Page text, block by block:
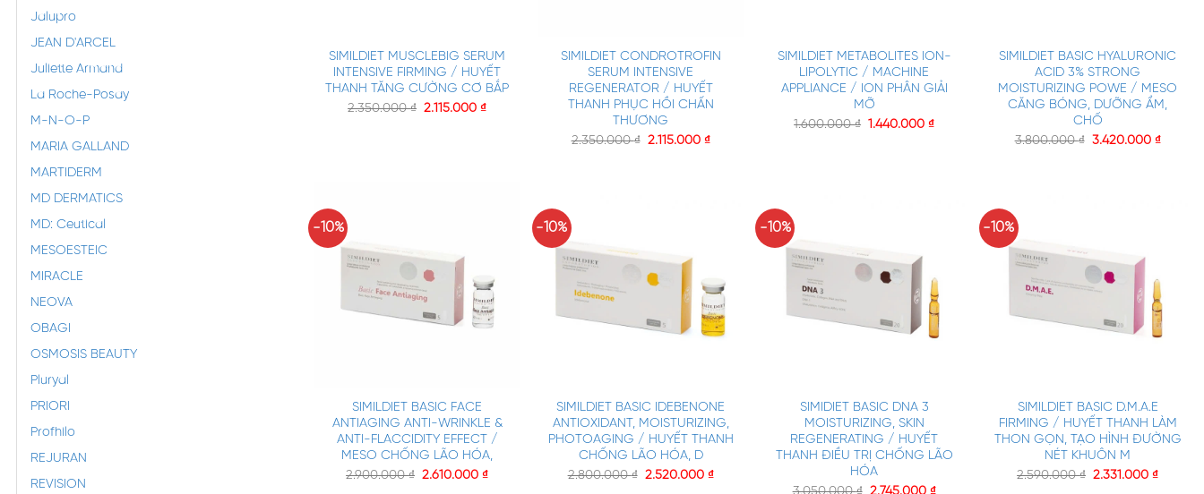
Jalupro
JEAN D'ARCEL
Juliette Armand
La Roche-Posay
M-N-O-P
MARIA GALLAND
MARTIDERM
MD DERMATICS
MD: Ceutical
MESOESTEIC
MIRACLE
NEOVA
OBAGI
OSMOSIS BEAUTY
Pluryal
PRIORI
Profhilo
REJURAN
REVISION
SIMILDIET MUSCLEBIG SERUM
INTENSIVE FIRMING / HUYẾT
THANH TĂNG CƯỜNG CƠ BẮP
2.350.000₫ 2.115.000₫
SIMILDIET CONDROTROFIN
SERUM INTENSIVE
REGENERATOR / HUYẾT
THANH PHỤC HỒI CHẤN
THƯƠNG
2.350.000₫ 2.115.000 ₫
SIMILDIET METABOLITES ION-
LIPOLYTIC / MACHINE
APPLIANCE / ION PHÂN GIẢI
MỠ
1.600.000₫ 1.440.000₫
SIMILDIET BASIC HYALURONIC
ACID 3% STRONG
MOISTURIZING POWE / MESO
CĂNG BÓNG, DƯỠNG ẨM,
CHỐ
3.800.000₫ 3.420.000 ₫
-10%
SIMILDIET BASIC FACE
ANTIAGING ANTI-WRINKLE &
ANTI-FLACCIDITY EFFECT /
MESO CHỐNG LÃO HÓA,
2.900.000₫ 2.610.000₫
-10%
SIMILDIET BASIC IDEBENONE
ANTIOXIDANT, MOISTURIZING,
PHOTOAGING / HUYẾT THANH
CHỐNG LÃO HÓA, D
2.800.000₫ 2.520.000 ₫
-10%
SIMIDIET BASIC DNA 3
MOISTURIZING, SKIN
REGENERATING / HUYẾT
THANH ĐIỀU TRỊ CHỐNG LÃO
HÓA
-10%
SIMILDIET BASIC D.M.A.E
FIRMING / HUYẾT THANH LÀM
THON GỌN, TẠO HÌNH ĐƯỜNG
NÉT KHUÔN M
2.590.000₫ 2.331.000₫